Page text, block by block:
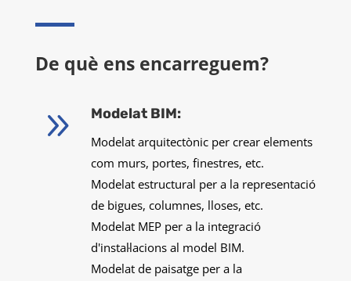
De què ens encarreguem?
9 Modelat BIM:
Modelat arquitectònic per crear elements
com murs, portes, finestres, etc.
Modelat estructural per a la representació
de bigues, columnes, lloses, etc.
Modelat MEP per a la integració
d'instal·lacions al model BIM.
Modelat de paisatge per a la